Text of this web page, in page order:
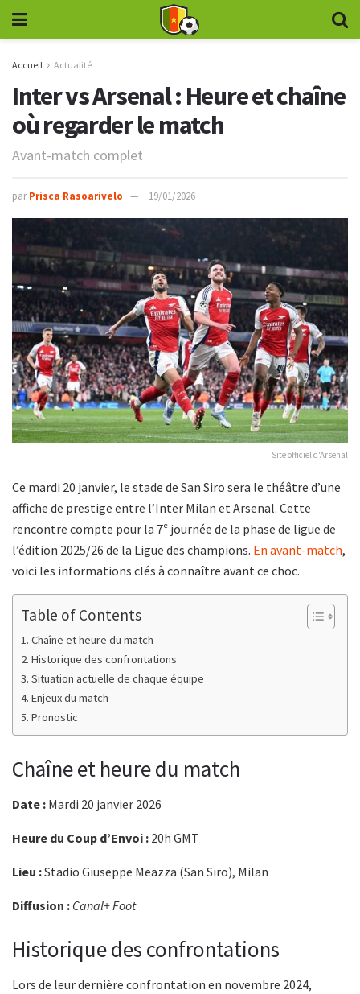
Accueil Actualité
Inter vs Arsenal : Heure et chaîne
où regarder le match
Avant-match complet
par Prisca Rasoarivelo 19/01/2026
Site officiel d'Arsenal
Ce mardi 20 janvier, le stade de San Siro sera le théâtre d’une
affiche de prestige entre l’Inter Milan et Arsenal. Cette
rencontre compte pour la 7ᵉ journée de la phase de ligue de
l’édition 2025/26 de la Ligue des champions. En avant-match,
voici les informations clés à connaître avant ce choc.
Table of Contents
Chaîne et heure du match
Historique des confrontations
Situation actuelle de chaque équipe
Enjeux du match
Pronostic
Chaîne et heure du match
Date : Mardi 20 janvier 2026
Heure du Coup d’Envoi : 20h GMT
Lieu :Stadio Giuseppe Meazza (San Siro), Milan
Diffusion : Canal+ Foot
Historique des confrontations
Lors de leur dernière confrontation en novembre 2024,